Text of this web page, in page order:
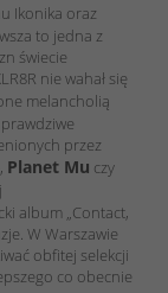
Ikonika oraz
to jedna z
świecie
nie wahał się
melancholią
przez
, Planet Mu czy
album „Contact,
W Warszawie
obfitej selekcji
co obecnie